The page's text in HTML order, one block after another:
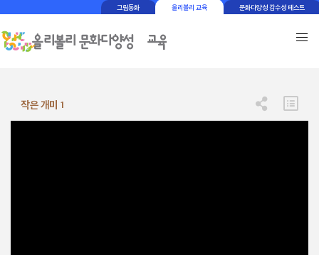
그림동화 올리볼리 교육 문화다양성 감수성 테스트
작은 개미 1